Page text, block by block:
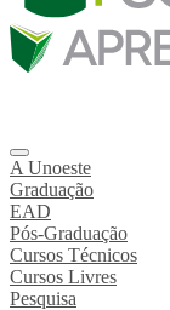
A Unoeste
Graduação
EAD
Pós-Graduação
Cursos Técnicos
Cursos Livres
Pesquisa